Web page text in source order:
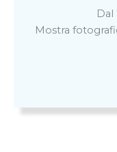
Dal
Mostra